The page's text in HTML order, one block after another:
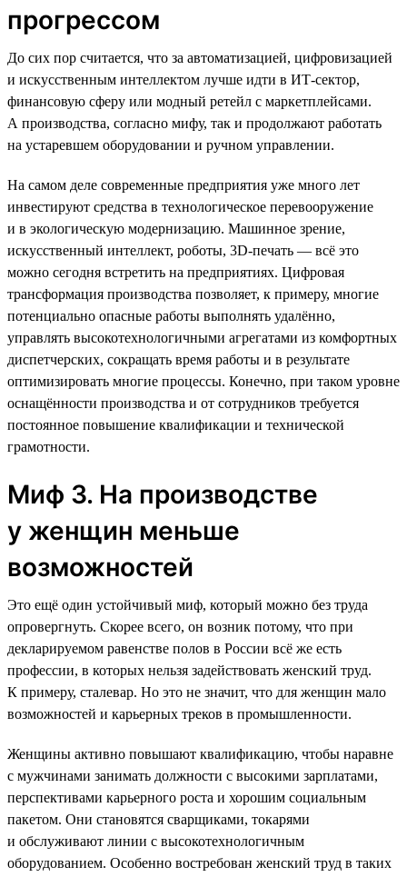
прогрессом
До сих пор считается, что за автоматизацией, цифровизацией
и искусственным интеллектом лучше идти в ИТ-сектор,
финансовую сферу или модный ретейл с маркетплейсами.
А производства, согласно мифу, так и продолжают работать
на устаревшем оборудовании и ручном управлении.
На самом деле современные предприятия уже много лет
инвестируют средства в технологическое перевооружение
и в экологическую модернизацию. Машинное зрение,
искусственный интеллект, роботы, 3D-печать — всё это
можно сегодня встретить на предприятиях. Цифровая
трансформация производства позволяет, к примеру, многие
потенциально опасные работы выполнять удалённо,
управлять высокотехнологичными агрегатами из комфортных
диспетчерских, сокращать время работы и в результате
оптимизировать многие процессы. Конечно, при таком уровне
оснащённости производства и от сотрудников требуется
постоянное повышение квалификации и технической
грамотности.
Миф 3. На производстве
у женщин меньше
возможностей
Это ещё один устойчивый миф, который можно без труда
опровергнуть. Скорее всего, он возник потому, что при
декларируемом равенстве полов в России всё же есть
профессии, в которых нельзя задействовать женский труд.
К примеру, сталевар. Но это не значит, что для женщин мало
возможностей и карьерных треков в промышленности.
Женщины активно повышают квалификацию, чтобы наравне
с мужчинами занимать должности с высокими зарплатами,
перспективами карьерного роста и хорошим социальным
пакетом. Они становятся сварщиками, токарями
и обслуживают линии с высокотехнологичным
оборудованием. Особенно востребован женский труд в таких